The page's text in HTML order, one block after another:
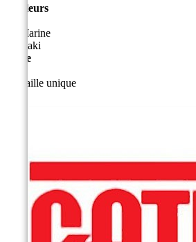
Couleurs
Marine
Kaki
Taille
Taille unique